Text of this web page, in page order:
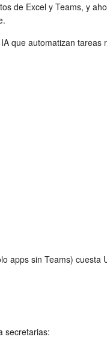
de Excel y Teams, y
que automatizan tareas
apps sin Teams) cuesta
secretarias: